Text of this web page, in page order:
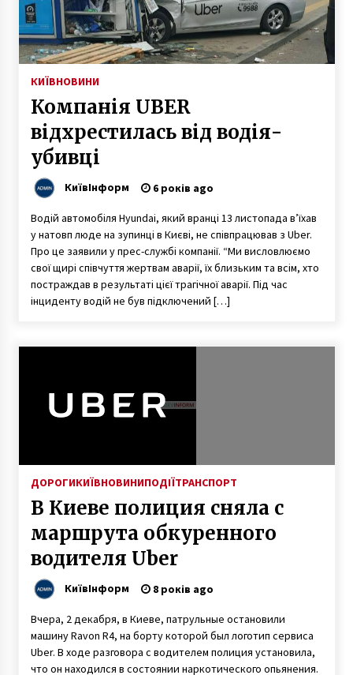
2 роки ago
Кличко розповів скільки людей мешкає у
Києві
Жовтий рівень небезпеки. Рятувальники
попередили про сильні дощі у Києві
У Києві невідомі підірвали банкомат
6 років ago
Метро в Києві залишиться закритим до 17
квітня
6 років ago
У Києві запустили першу камеру
автофіксації, що слідкує за смугами
Київських учнів звільнили від проходження
державної підсумкової атестації
6 років ago
Вiйна за “Київську Швейцарію”. Конфлікт в
охоронній зоні ЮНЕСКО
В Києві можуть знову зупинити метро
6 років ago
КИЇВНОВИНИ
Компанія UBER
відхрестилась від водія-
убивці
КиївІнформ 6 років ago
Водій автомобіля Hyundai, який вранці 13 листопада в’їхав
у натовп люде на зупинці в Києві, не співпрацював з Uber.
Про це заявили у прес-службі компанії. “Ми висловлюємо
свої щирі співчуття жертвам аварії, їх близьким та всім, хто
постраждав в результаті цієї трагічної аварії. Під час
інциденту водій не був підключений […]
ДОРОГИКИЇВНОВИНИПОДІЇТРАНСПОРТ
В Киеве полиция сняла с
маршрута обкуренного
водителя Uber
КиївІнформ 8 років ago
Вчера, 2 декабря, в Киеве, патрульные остановили
машину Ravon R4, на борту которой был логотип сервиса
Uber. В ходе разговора с водителем полиция установила,
что он находился в состоянии наркотического опьянения.